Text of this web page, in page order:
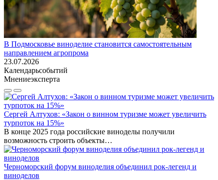
В Подмосковье виноделие становится самостоятельным
направлением агропрома
23.07.2026
Календарьсобытий
Мнениеэксперта
Сергей Алтухов: «Закон о винном туризме может увеличить
турпоток на 15%»
В конце 2025 года российские виноделы получили
возможность строить объекты…
Черноморский форум виноделия объединил рок-легенд и
виноделов